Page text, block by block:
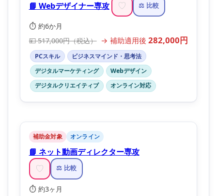
📘 Webデザイナー専攻 ♡ ⚖️ 比較
⏱️ 約6か月
💴 517,000円（税込） → 補助適用後 282,000円
PCスキル
ビジネスマインド・思考法
デジタルマーケティング
Webデザイン
デジタルクリエイティブ
オンライン対応
補助金対象 オンライン
📘 ネット動画ディレクター専攻
♡ ⚖️ 比較
⏱️ 約3ヶ月